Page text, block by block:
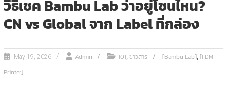
วิธีเชค Bambu Lab ว่าอยู่โซนไหน?
CN vs Global จาก Label ที่กล่อง
May 19, 2026 Admin 101,ข่าวสาร [Bambu Lab],[FDM
Printer]